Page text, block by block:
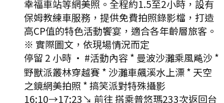
幸福車站等網美照。全程約1.5至2小時，設有
保姆教練車服務，提供免費拍照錄影檔，打造
高CP值的特色活動饗宴，適合各年齡層旅客。
※ 實際圖文，依現場情況而定
停留 2 小時 · #活動內容 * 曼波沙灘乘風飚沙 *
野獸派叢林穿越賽 * 沙灘車飆溪水上漂 * 天空
之鏡網美拍照 * 搞笑派對特殊攝影
16:10→17:23↘ 前往搭乘普悠瑪233次返回台